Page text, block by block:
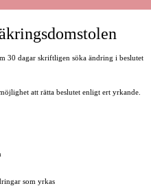
30 dagar skriftligen söka ändring i beslutet
att rätta beslutet enligt ert yrkande.
som yrkas